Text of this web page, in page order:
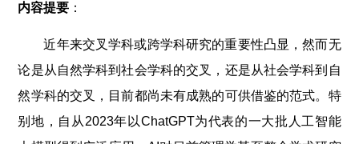
内容提要 ：
近年来交叉学科或跨学科研究的重要性凸显，然而无
论是从自然学科到社会学科的交叉，还是从社会学科到自
然学科的交叉，目前都尚未有成熟的可供借鉴的范式。特
别地，自从2023年以ChatGPT为代表的一大批人工智能